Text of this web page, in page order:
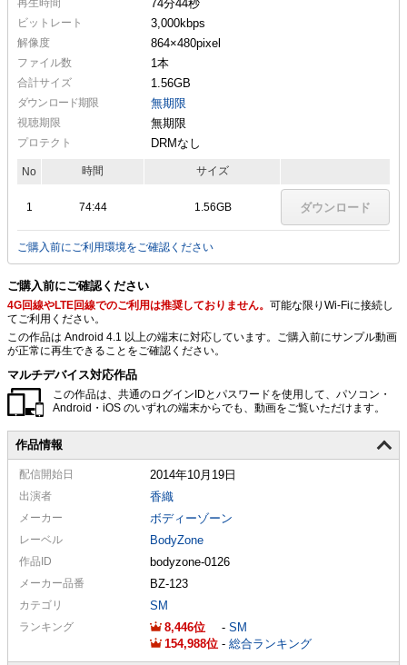
74分44秒
ビットレート 3,000kbps
解像度 864×480pixel
ファイル数 1本
合計サイズ 1.56GB
ダウンロード期限 無期限
視聴期限 無期限
プロテクト DRMなし
No 時間 サイズ
1 74:44 1.56GB ダウンロード
ご購入前にご利用環境をご確認ください
ご購入前にご確認ください
4G回線やLTE回線でのご利用は推奨しておりません。 可能な限りWi-Fiに接続し
てご利用ください。
この作品は Android 4.1 以上の端末に対応しています。ご購入前にサンプル動画
が正常に再生できることをご確認ください。
マルチデバイス対応作品
この作品は、共通のログインIDとパスワードを使用して、パソコン・
Android・iOS のいずれの端末からでも、動画をご覧いただけます。
作品情報
配信開始日 2014年10月19日
出演者 香織
メーカー ボディーゾーン
レーベル BodyZone
作品ID bodyzone-0126
メーカー品番 BZ-123
カテゴリ SM
ランキング 8,446 - SM
154,988
- 総合ランキング